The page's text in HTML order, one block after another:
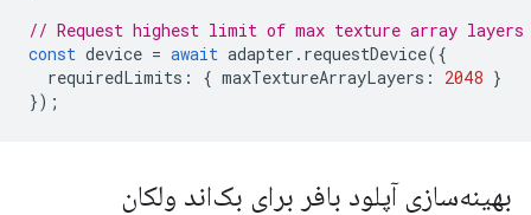
// Request highest limit of max texture array
const device = await adapter . requestDevice({
requiredLimits : { maxTextureArrayLayers : 2048 }
});
بهینه‌سازی آپلود بافر برای بک‌اند ولکان